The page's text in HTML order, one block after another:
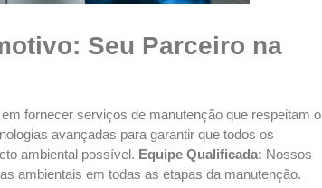
Seu Parceiro na
fornecer serviços de manutenção que respeitam o
avançadas para garantir que todos os
ambiental possível. Equipe Qualificada: Nossos
ambientais em todas as etapas da manutenção.